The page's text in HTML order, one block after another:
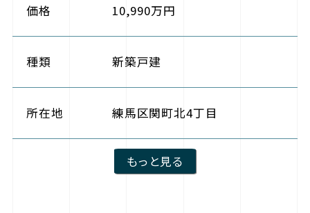
価格 10,990万円
種類 新築戸建
所在地 練馬区関町北4丁目
もっと見る